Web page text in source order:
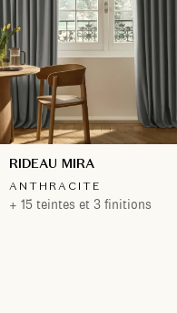
RIDEAU MIRA
ANTHRACITE
+ 15 teintes et 3 finitions